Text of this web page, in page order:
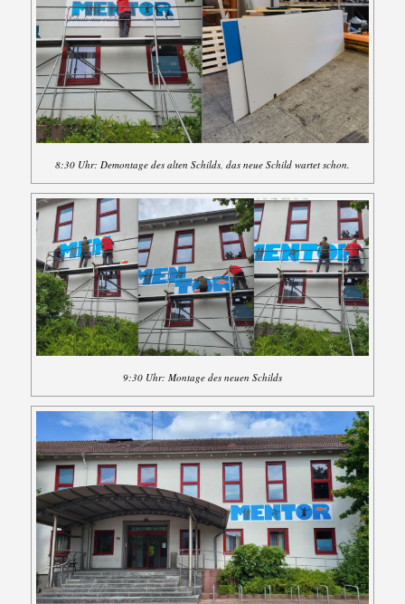
8:30 Uhr: Demontage des alten Schilds, das neue Schild wartet schon.
9:30 Uhr: Montage des neuen Schilds